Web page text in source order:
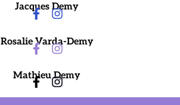
Jacques Demy
Rosalie Varda-Demy
Mathieu Demy